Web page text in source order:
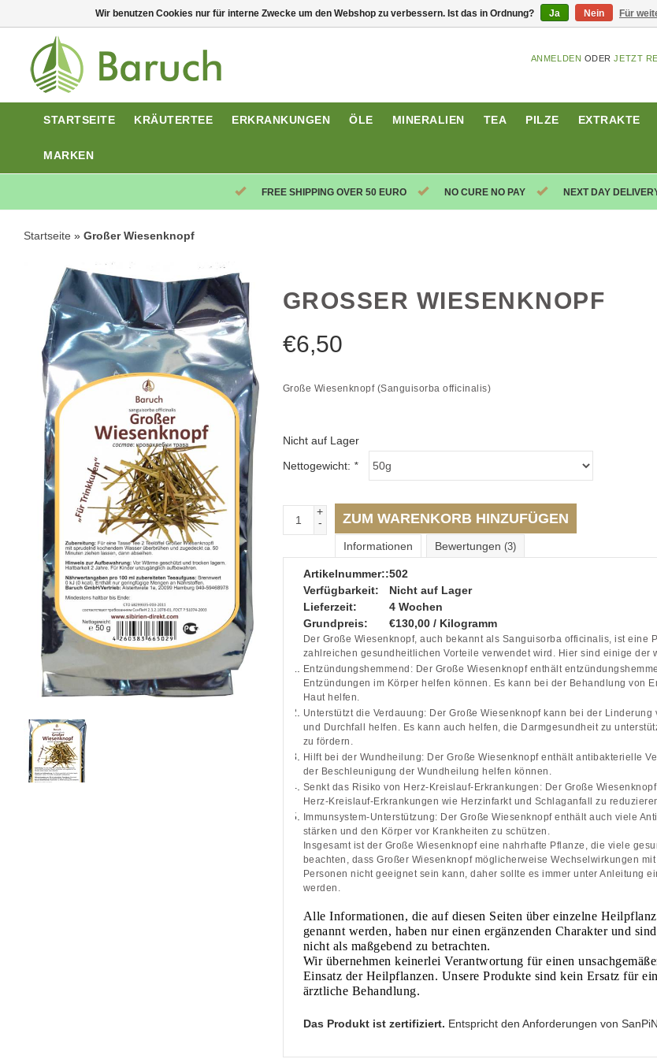
ANMELDEN ODERJETZT
STARTSEITE KRÄUTERTEE ERKRANKUNGEN ÖLE MINERALIEN TEA PILZE EXTRAKTE
MARKEN
FREE SHIPPING OVER 50 EURO NO CURE NO PAY NEXT DAY
Startseite » Großer Wiesenknopf
GROSSER WIESENKNOPF
€6,50
Große Wiesenknopf (Sanguisorba officinalis)
Nicht auf Lager
Nettogewicht: *
+
-
ZUM WARENKORB HINZUFÜGEN
Informationen Bewertungen (3)
Artikelnummer::502
Verfügbarkeit:
Nicht auf Lager
Lieferzeit:
4 Wochen
Grundpreis:
€130,00 / Kilogramm
Der Große Wiesenknopf, auch bekannt als Sanguisorba officinalis, ist eine
zahlreichen gesundheitlichen Vorteile verwendet wird. Hier sind einige der
Entzündungshemmend: Der Große Wiesenknopf enthält
Entzündungen im Körper helfen können. Es kann bei der Behandlung von
Haut helfen.
Unterstützt die Verdauung: Der Große Wiesenknopf kann bei der
und Durchfall helfen. Es kann auch helfen, die Darmgesundheit zu
zu fördern.
Hilft bei der Wundheilung: Der Große Wiesenknopf enthält antibakterielle
der Beschleunigung der Wundheilung helfen können.
Senkt das Risiko von Herz-Kreislauf-Erkrankungen: Der Große
Herz-Kreislauf-Erkrankungen wie Herzinfarkt und Schlaganfall zu
Immunsystem-Unterstützung: Der Große Wiesenknopf enthält auch viele
stärken und den Körper vor Krankheiten zu schützen.
Insgesamt ist der Große Wiesenknopf eine nahrhafte Pflanze, die viele
beachten, dass Großer Wiesenknopf möglicherweise Wechselwirkungen
Personen nicht geeignet sein kann, daher sollte es immer unter Anleitung
werden.
Alle Informationen, die auf diesen Seiten über einzelne
genannt werden, haben nur einen ergänzenden Charakter und sind
nicht als maßgebend zu betrachten.
Wir übernehmen keinerlei Verantwortung für einen
Einsatz der Heilpflanzen. Unsere Produkte sind kein Ersatz für
ärztliche Behandlung.
Das Produkt ist zertifiziert. Entspricht den Anforderungen von
Wir benutzen Cookies nur für interne Zwecke um den Webshop zu verbessern. Ist das in Ordnung? Ja Nein Für